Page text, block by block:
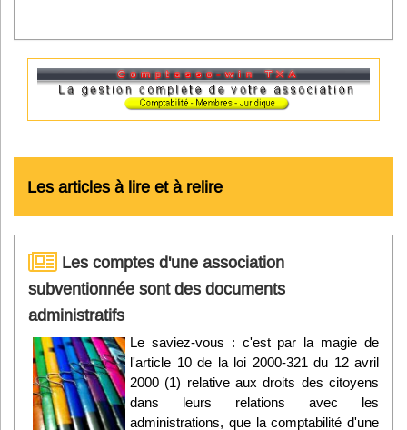
Les articles à lire et à relire
Les comptes d'une association
subventionnée sont des documents
administratifs
Le saviez-vous : c'est par la magie de
l'article 10 de la loi 2000-321 du 12 avril
2000 (1) relative aux droits des citoyens
dans leurs relations avec les
administrations, que la comptabilité d'une